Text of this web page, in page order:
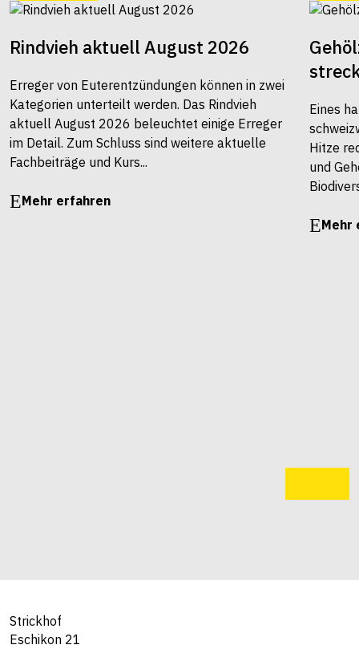
Rindvieh aktuell August 2026
Erreger von Euterentzündungen können in zwei
Kategorien unterteilt werden. Das Rindvieh
aktuell August 2026 beleuchtet einige Erreger
im Detail. Zum Schluss sind weitere aktuelle
Fachbeiträge und Kurs...
Mehr erfahren
Eines
Hitze
und
Mehr
Strickhof
Eschikon 21